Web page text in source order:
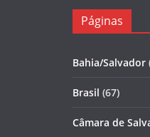
Páginas
Bahia/Salvador
Brasil (67)
Câmara de